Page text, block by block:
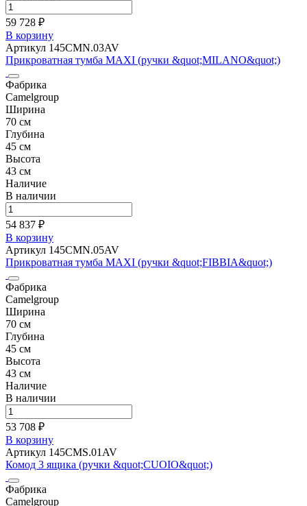
59 728 ₽
В корзину
Артикул 145CMN.03AV
Прикроватная тумба MAXI (ручки &quot;MILANO&quot;)
Фабрика
Camelgroup
Ширина
70 см
Глубина
45 см
Высота
43 см
Наличие
В наличии
54 837 ₽
В корзину
Артикул 145CMN.05AV
Прикроватная тумба MAXI (ручки &quot;FIBBIA&quot;)
Фабрика
Camelgroup
Ширина
70 см
Глубина
45 см
Высота
43 см
Наличие
В наличии
53 708 ₽
В корзину
Артикул 145CMS.01AV
Комод 3 ящика (ручки &quot;CUOIO&quot;)
Фабрика
Camelgroup